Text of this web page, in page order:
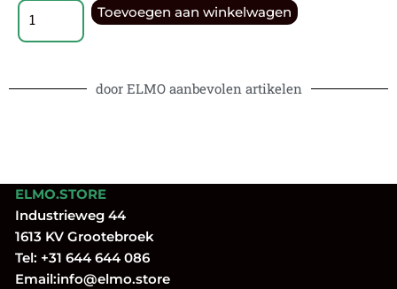
Toevoegen aan winkelwagen
door ELMO aanbevolen artikelen
ELMO.STORE
Industrieweg 44
1613 KV Grootebroek
Tel: +31 644 644 086
Email:info@elmo.store